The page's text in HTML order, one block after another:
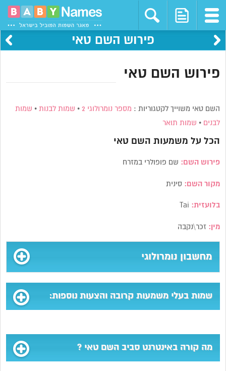
פירוש השם טאי
פירוש השם טאי
השם טאי משוייך לקטגוריות : מספר נומרולוגי 2 • שמות לבנות • שמות
לבנים • שמות תואר
הכל על משמעות השם טאי
פירוש השם: שם פופולרי במזרח
מקור השם: סינית
בלועזית:
מין: זכר\נקבה
מחשבון נומרולוגי
שמות בעלי משמעות קרובה והצעות נוספות:
מה קורה באינטרנט סביב השם טאי ?